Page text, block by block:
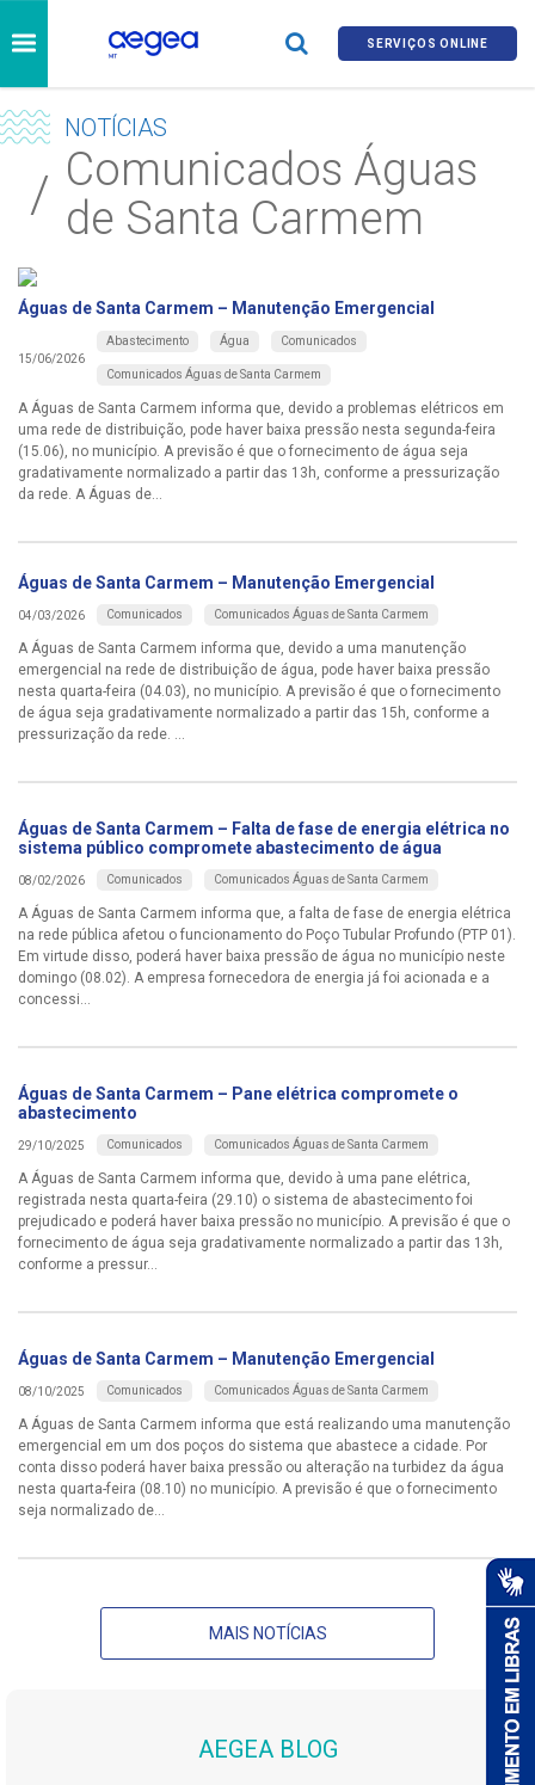
SERVIÇOS ONLINE
NOTÍCIAS
Comunicados Águas
de Santa Carmem
Águas de Santa Carmem – Manutenção Emergencial
15/06/2026
Abastecimento Água Comunicados
Comunicados Águas de Santa Carmem
A Águas de Santa Carmem informa que, devido a problemas elétricos em
uma rede de distribuição, pode haver baixa pressão nesta segunda-feira
(15.06), no município. A previsão é que o fornecimento de água seja
gradativamente normalizado a partir das 13h, conforme a pressurização
da rede. A Águas de...
Águas de Santa Carmem – Manutenção Emergencial
04/03/2026 Comunicados Comunicados Águas de Santa Carmem
A Águas de Santa Carmem informa que, devido a uma manutenção
emergencial na rede de distribuição de água, pode haver baixa pressão
nesta quarta-feira (04.03), no município. A previsão é que o fornecimento
de água seja gradativamente normalizado a partir das 15h, conforme a
pressurização da rede. ...
Águas de Santa Carmem – Falta de fase de energia elétrica no
sistema público compromete abastecimento de água
08/02/2026 Comunicados Comunicados Águas de Santa Carmem
A Águas de Santa Carmem informa que, a falta de fase de energia elétrica
na rede pública afetou o funcionamento do Poço Tubular Profundo (PTP 01).
Em virtude disso, poderá haver baixa pressão de água no município neste
domingo (08.02). A empresa fornecedora de energia já foi acionada e a
concessi...
Águas de Santa Carmem – Pane elétrica compromete o
abastecimento
29/10/2025 Comunicados Comunicados Águas de Santa Carmem
A Águas de Santa Carmem informa que, devido à uma pane elétrica,
registrada nesta quarta-feira (29.10) o sistema de abastecimento foi
prejudicado e poderá haver baixa pressão no município. A previsão é que o
fornecimento de água seja gradativamente normalizado a partir das 13h,
conforme a pressur...
Águas de Santa Carmem – Manutenção Emergencial
08/10/2025 Comunicados Comunicados Águas de Santa Carmem
A Águas de Santa Carmem informa que está realizando uma manutenção
emergencial em um dos poços do sistema que abastece a cidade. Por
conta disso poderá haver baixa pressão ou alteração na turbidez da água
nesta quarta-feira (08.10) no município. A previsão é que o fornecimento
seja normalizado de...
MAIS NOTÍCIAS
AEGEA BLOG